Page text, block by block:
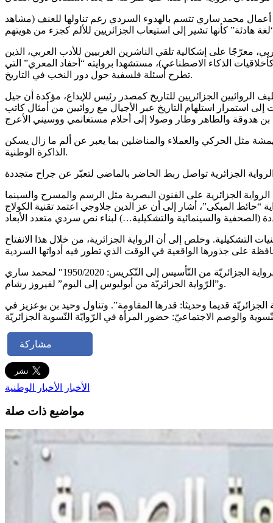
أعمال محمد ساري تتسم بالهدوء السردي رغم تناولها للعنف (مشاهد
معرّجًا على إشكالية تلقي الناشرين الغربيين للأدب العربي، الذين
الذكاء الاصطناعي)، مستشهدا بروايته “أحفاد المعري” التي
تطرح أسئلة فلسفية حول دور النخب في التاريخ.
الروائيين الجزائريين للتاريخ كمصدر رئيس للإبداع، مؤكدة أن جيل
استمرار استلهام التاريخ عبر الأجيال مع روائيين من أمثال كاتب
مثل الحركي والعملاء والمناضلين بما يعبر عن ألم ما زال يسكن
الذاكرة الوطنية.
الجزائرية على الفنون البصرية مثل الرسم والمسرح والسينما
المبكى”، أشار إلى أن عز الدين جلاوجي اعتمد تقنية الكولاج
التشكيلية. وخلص إلى أن الرواية الجزائرية، من خلال هذا الانفتاح
وكانت هذه الندوة العلمية “الرواية الجزائرية: في المشترك والتجديد…”، افتتحت أمس السبت بمجموعة من المداخلات العلمية هي “الرواية الجزائريّة من التّأسيس إلى التّكريس: 1950/2020″ لمحمد ساري
و”الرّواية الجزائريّة من أبوليوس إلى اليوم” لفيروز رشام.
قديما وحديثا: قدرها المقاومة”. وتناول وحيد بن بوعزيز في
مشاركة
الأخبار الأخبار الوطنية
مواضيع ذات صلة